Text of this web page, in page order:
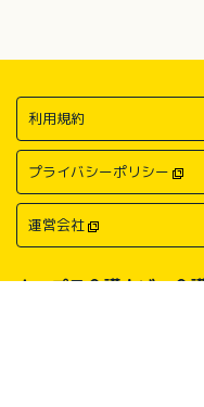
利用規約
プライバシーポリシー
運営会社
キャプラ介護ナビ－介